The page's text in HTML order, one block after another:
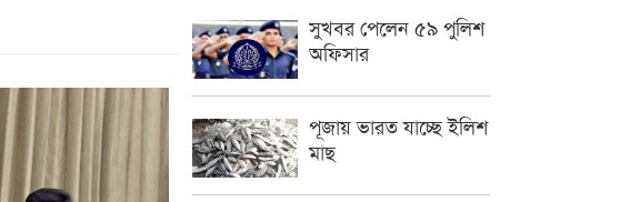
সুখবর পেলেন ৫৯ পুলিশ
অফিসার
পূজায় ভারত যাচ্ছে ইলিশ
মাছ